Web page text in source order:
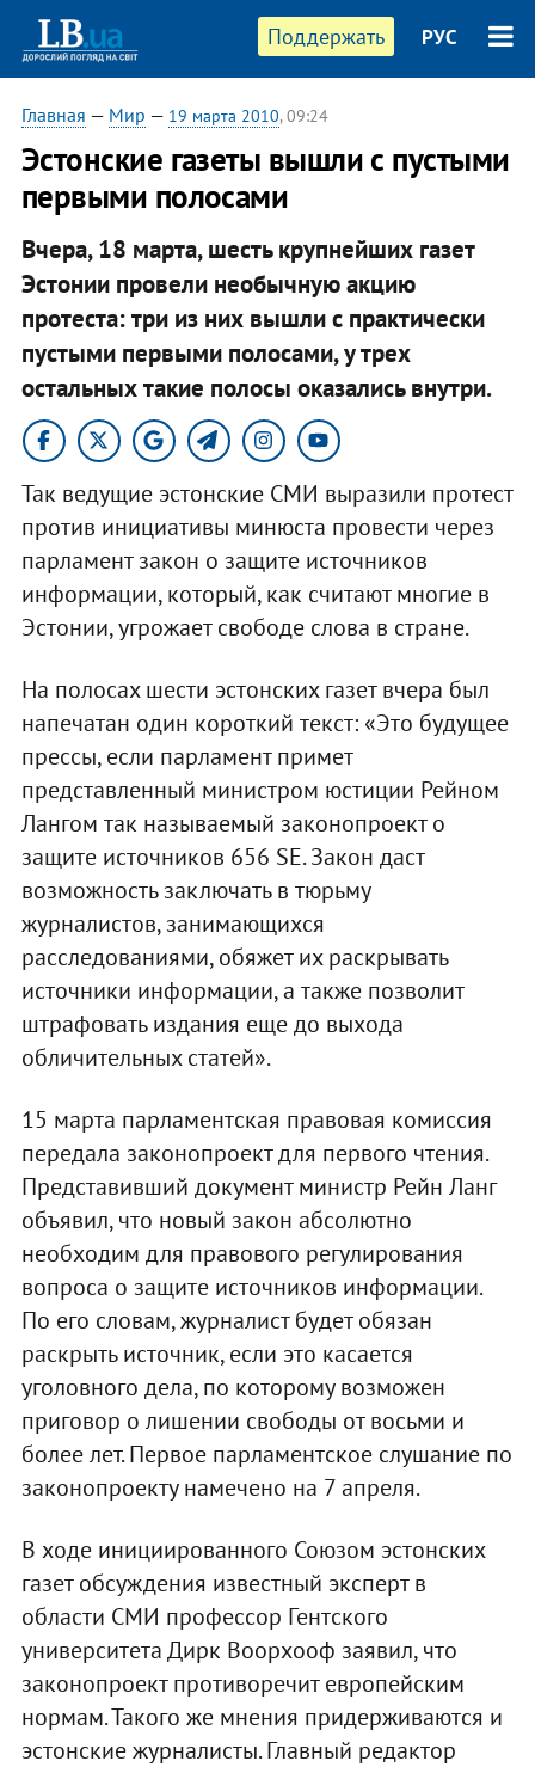
Поддержать РУС
Главная — Мир — 19 марта 2010, 09:24
Эстонские газеты вышли с пустыми
первыми полосами
Вчера, 18 марта, шесть крупнейших газет
Эстонии провели необычную акцию
протеста: три из них вышли с практически
пустыми первыми полосами, у трех
остальных такие полосы оказались внутри.
Так ведущие эстонские СМИ выразили протест
против инициативы минюста провести через
парламент закон о защите источников
информации, который, как считают многие в
Эстонии, угрожает свободе слова в стране.
На полосах шести эстонских газет вчера был
напечатан один короткий текст: «Это будущее
прессы, если парламент примет
представленный министром юстиции Рейном
Лангом так называемый законопроект о
защите источников 656 SE. Закон даст
возможность заключать в тюрьму
журналистов, занимающихся
расследованиями, обяжет их раскрывать
источники информации, а также позволит
штрафовать издания еще до выхода
обличительных статей».
15 марта парламентская правовая комиссия
передала законопроект для первого чтения.
Представивший документ министр Рейн Ланг
объявил, что новый закон абсолютно
необходим для правового регулирования
вопроса о защите источников информации.
По его словам, журналист будет обязан
раскрыть источник, если это касается
уголовного дела, по которому возможен
приговор о лишении свободы от восьми и
более лет. Первое парламентское слушание по
законопроекту намечено на 7 апреля.
В ходе инициированного Союзом эстонских
газет обсуждения известный эксперт в
области СМИ профессор Гентского
университета Дирк Воорхооф заявил, что
законопроект противоречит европейским
нормам. Такого же мнения придерживаются и
эстонские журналисты. Главный редактор